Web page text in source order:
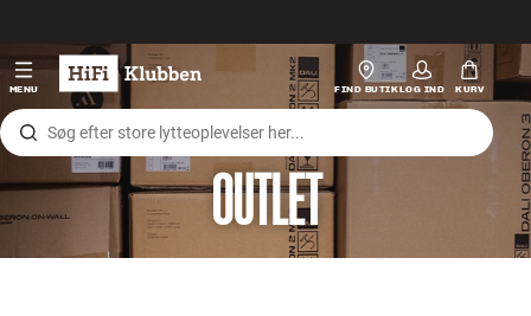
MENU FIND BUTIKLOG IND KURV
Hi-Fi
Højtaler
Pladespiller
Høretelefoner
OUTLET